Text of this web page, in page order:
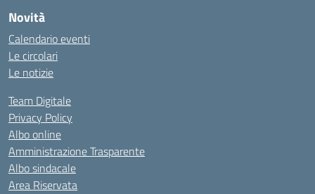
Novità
Calendario eventi
Le circolari
Le notizie
Team Digitale
Privacy Policy
Albo online
Amministrazione Trasparente
Albo sindacale
Area Riservata